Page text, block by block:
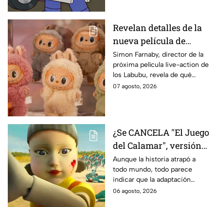
Revelan detalles de la
nueva película de
Labubu: de qué tratará
y cuándo se estrena
Simon Farnaby, director de la
próxima película live-action de
los Labubu, revela de qué
tratará la cinta. Aquí te
07 agosto, 2026
¿Se CANCELA "El Juego
del Calamar", versión
Estados Unidos? Esto
es lo que se sabe al
momento
Aunque la historia atrapó a
todo mundo, todo parece
indicar que la adaptación
podría ser cancelada:
06 agosto, 2026